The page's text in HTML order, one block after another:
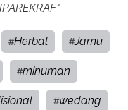
#Herbal #Jamu
#minuman
#wedang